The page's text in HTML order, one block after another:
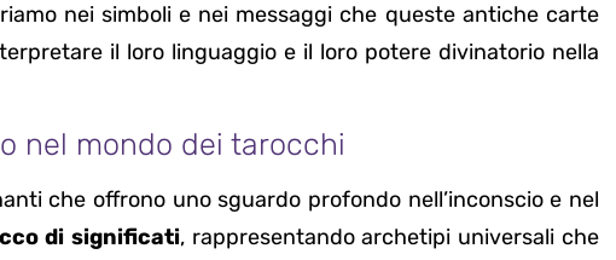
nei simboli e nei messaggi che queste antiche carte
il loro linguaggio e il loro potere divinatorio nella
nel mondo dei tarocchi
che offrono uno sguardo profondo nell’inconscio e nel
di significati, rappresentando archetipi universali che